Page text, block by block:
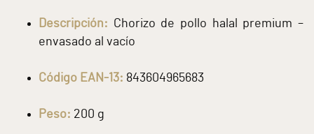
Descripción: Chorizo de pollo halal premium –
envasado al vacío
Código EAN-13: 843604965683
Peso: 200 g